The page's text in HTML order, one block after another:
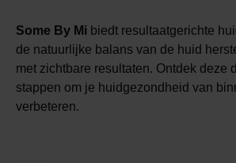
Some By Mi biedt resultaatgerichte
de natuurlijke balans van de huid
met zichtbare resultaten. Ontdek deze
stappen om je huidgezondheid van
verbeteren.